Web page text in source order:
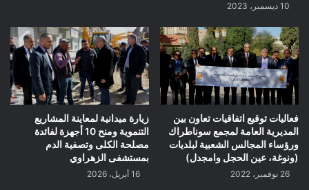
10 ديسمبر، 2023
فعاليات توقيع اتفاقيات تعاون بين
المديرية العامة لمجمع سوناطراك
ورؤساء المجالس الشعبية لبلديات
(ونوغة، عين الحجل وامجدل)
26 نوفمبر، 2022
زيارة ميدانية لمعاينة المشاريع
التنموية ومنح 10 أجهزة لفائدة
مصلحة الكلى وتصفية الدم
بمستشفى الزهراوي
16 أبريل، 2026